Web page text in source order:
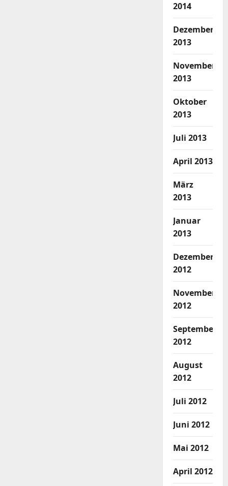
2014
Dezember
2013
November
2013
Oktober
2013
Juli 2013
April 2013
März
2013
Januar
2013
Dezember
2012
November
2012
September
2012
August
2012
Juli 2012
Juni 2012
Mai 2012
April 2012